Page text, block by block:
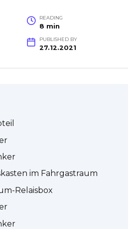
READING
8 min
PUBLISHED BY
27.12.2021
im Fahrgastraum
Relaisbox